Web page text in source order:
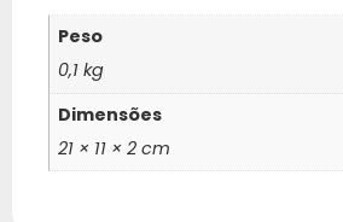
Peso
0,1 kg
Dimensões
21 × 11 × 2 cm